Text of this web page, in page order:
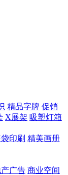
精品字牌 促销
X展架 吸塑灯箱
印刷 精美画册
广告 商业空间